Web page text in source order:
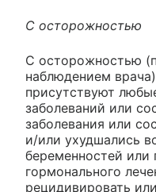
С осторожностью
С осторожностью
наблюдением
присутствуют
заболеваний или
заболевания или
и/или ухудшались
беременностей или
гормонального
рецидивировать